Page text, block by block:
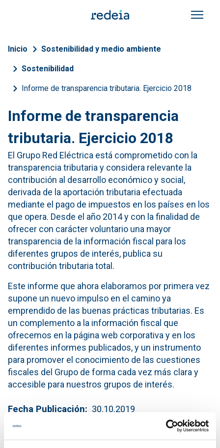
Sobrescribir enlaces de
Inicio Sostenibilidad y medio ambiente
Sostenibilidad
Informe de transparencia tributaria. Ejercicio 2018
Informe de transparencia
tributaria. Ejercicio 2018
El Grupo Red Eléctrica está comprometido con la
transparencia tributaria y considera relevante la
contribución al desarrollo económico y social,
derivada de la aportación tributaria efectuada
mediante el pago de impuestos en los países en los
que opera. Desde el año 2014 y con la finalidad de
ofrecer con carácter voluntario una mayor
transparencia de la información fiscal para los
diferentes grupos de interés, publica su
contribución tributaria total.
Este informe que ahora elaboramos por primera vez
supone un nuevo impulso en el camino ya
emprendido de las buenas prácticas tributarias. Es
un complemento a la información fiscal que
ofrecemos en la página web corporativa y en los
diferentes informes publicados, y un instrumento
para promover el conocimiento de las cuestiones
fiscales del Grupo de forma cada vez más clara y
accesible para nuestros grupos de interés.
Fecha Publicación 30.10.2019